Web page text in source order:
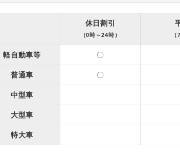
休日割引
（0時～24時）
軽自動車等 〇
普通車 〇
中型車
大型車
特大車